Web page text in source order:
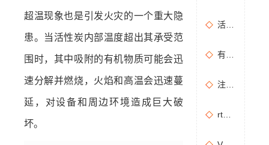
超温现象也是引发火灾的一个重大隐
患。当活性炭内部温度超出其承受范
围时，其中吸附的有机物质可能会迅
速分解并燃烧，火焰和高温会迅速蔓
延，对设备和周边环境造成巨大破
坏。